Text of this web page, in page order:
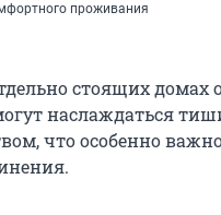
проживания
стоящих домах
наслаждаться
что особенно